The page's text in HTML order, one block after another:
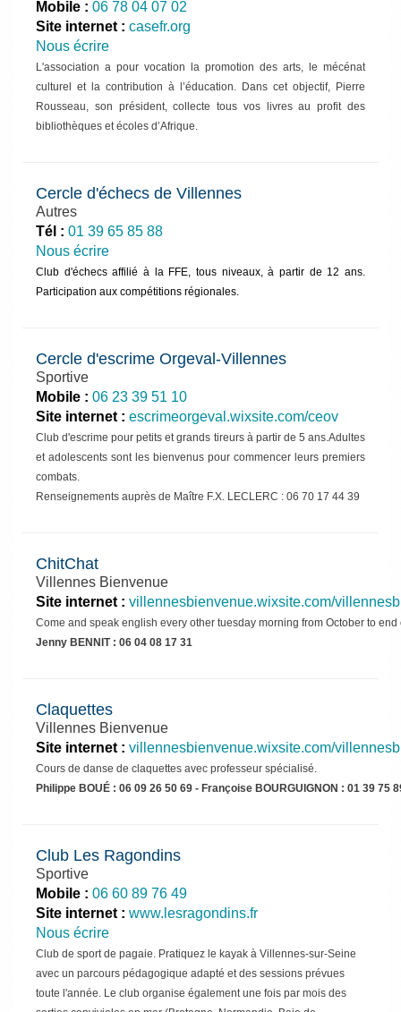
Mobile : 06 78 04 07 02
Site internet : casefr.org
Nous écrire
L'association a pour vocation la promotion des arts, le mécénat
culturel et la contribution à l’éducation. Dans cet objectif, Pierre
Rousseau, son président, collecte tous vos livres au profit des
bibliothèques et écoles d’Afrique.
Cercle d'échecs de Villennes
Autres
Tél : 01 39 65 85 88
Nous écrire
Club d'échecs affilié à la FFE, tous niveaux, à partir de 12 ans.
Participation aux compétitions régionales.
Cercle d'escrime Orgeval-Villennes
Sportive
Mobile : 06 23 39 51 10
Site internet : escrimeorgeval.wixsite.com/ceov
Club d'escrime pour petits et grands tireurs à partir de 5 ans.Adultes
et adolescents sont les bienvenus pour commencer leurs premiers
combats.
Renseignements auprès de Maître F.X. LECLERC : 06 70 17 44 39
ChitChat
Villennes Bienvenue
Site internet : villennesbienvenue.wixsite.com/
Come and speak english every other tuesday morning from October to end
Jenny BENNIT : 06 04 08 17 31
Claquettes
Villennes Bienvenue
Site internet : villennesbienvenue.wixsite.com/
Cours de danse de claquettes avec professeur spécialisé.
Philippe BOUÉ : 06 09 26 50 69 - Françoise BOURGUIGNON : 01 39 75
Club Les Ragondins
Sportive
Mobile : 06 60 89 76 49
Site internet : www.lesragondins.fr
Nous écrire
Club de sport de pagaie. Pratiquez le kayak à Villennes-sur-Seine
avec un parcours pédagogique adapté et des sessions prévues
toute l'année. Le club organise également une fois par mois des